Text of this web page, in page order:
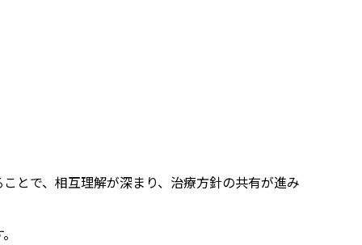
とで、相互理解が深まり、治療方針の共有が進み